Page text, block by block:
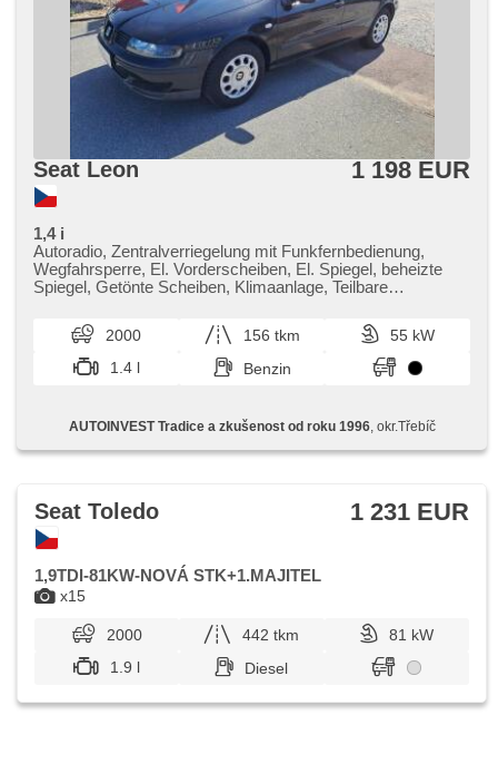
Seat Leon 1 198 EUR
1,4 i
Autoradio, Zentralverriegelung mit Funkfernbedienung,
Wegfahrsperre, El. Vorderscheiben, El. Spiegel, beheizte
Spiegel, Getönte Scheiben, Klimaanlage, Teilbare
einstellbar, Heckscheibenwischer, 4x Airbag, Bordcomputer,
Außenthermometer, ABS, Servolenkung, Handgetriebe, 5
rychlostních stupňů, přední pohon
2000 156 tkm
55 kW
1.4 l
Benzin
AUTOINVEST Tradice a zkušenost od roku 1996, okr.Třebíč
x15
Seat Toledo 1 231 EUR
1,9TDI-81KW-NOVÁ STK+1.MAJITEL
2000 442 tkm
81 kW
1.9 l
Diesel